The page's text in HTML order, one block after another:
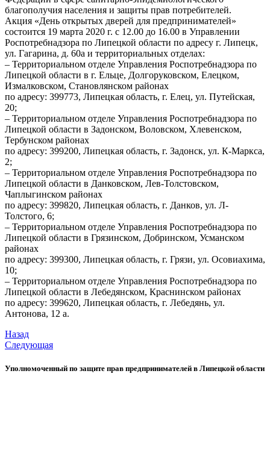
благополучия населения и защиты прав потребителей.
Акция «День открытых дверей для предпринимателей»
состоится 19 марта 2020 г. с 12.00 до 16.00 в Управлении
Роспотребнадзора по Липецкой области по адресу г. Липецк,
ул. Гагарина, д. 60а и территориальных отделах:
– Территориальном отделе Управления Роспотребнадзора по
Липецкой области в г. Ельце, Долгоруковском, Елецком,
Измалковском, Становлянском районах
по адресу: 399773, Липецкая область, г. Елец, ул. Путейская,
20;
– Территориальном отделе Управления Роспотребнадзора по
Липецкой области в Задонском, Воловском, Хлевенском,
Тербунском районах
по адресу: 399200, Липецкая область, г. Задонск, ул. К-Маркса,
2;
– Территориальном отделе Управления Роспотребнадзора по
Липецкой области в Данковском, Лев-Толстовском,
Чаплыгинском районах
по адресу: 399820, Липецкая область, г. Данков, ул. Л-
Толстого, 6;
– Территориальном отделе Управления Роспотребнадзора по
Липецкой области в Грязинском, Добринском, Усманском
районах
по адресу: 399300, Липецкая область, г. Грязи, ул. Осовиахима,
10;
– Территориальном отделе Управления Роспотребнадзора по
Липецкой области в Лебедянском, Краснинском районах
по адресу: 399620, Липецкая область, г. Лебедянь, ул.
Антонова, 12 а.
Назад
Следующая
Уполномоченный по защите прав предпринимателей в Липецкой области